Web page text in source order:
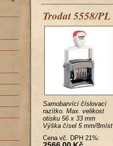
Trodat 5558/PL
Samobarvící číslovací
razítko. Max. velikost
otisku 56 x 33 mm
Výška čísel 5 mm/8míst
Cena vč. DPH 21%: